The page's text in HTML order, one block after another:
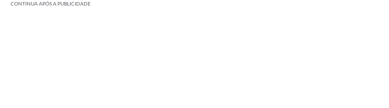
CONTINUA APÓS A PUBLICIDADE